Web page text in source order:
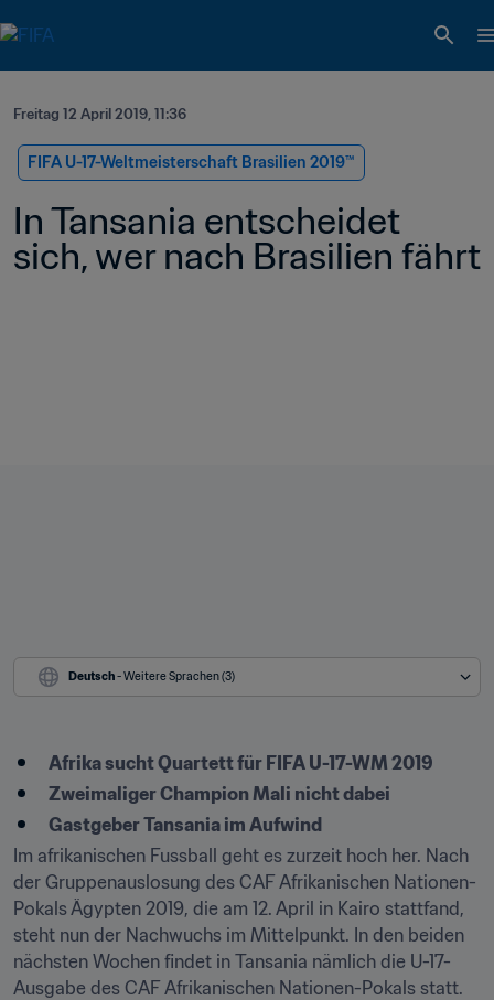
Freitag 12 April 2019, 11:36
FIFA U-17-Weltmeisterschaft Brasilien 2019™
In Tansania entscheidet
sich, wer nach Brasilien fährt
Deutsch - Weitere Sprachen (3)
Afrika sucht Quartett für FIFA U-17-WM 2019
Zweimaliger Champion Mali nicht dabei
Gastgeber Tansania im Aufwind
Im afrikanischen Fussball geht es zurzeit hoch her. Nach
der Gruppenauslosung des CAF Afrikanischen Nationen-
Pokals Ägypten 2019, die am 12. April in Kairo stattfand,
steht nun der Nachwuchs im Mittelpunkt. In den beiden
nächsten Wochen findet in Tansania nämlich die U-17-
Ausgabe des CAF Afrikanischen Nationen-Pokals statt.